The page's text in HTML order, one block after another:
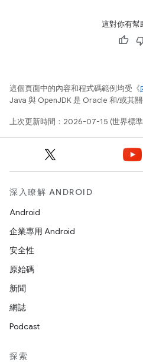
這對你有幫
這個頁面中的內容和程式碼範例均受《
Java 與 OpenJDK 是 Oracle 和/或其關
上次更新時間：2026-07-15 (世界標準
深入瞭解 ANDROID
Android
企業專用 Android
安全性
原始碼
新聞
網誌
Podcast
探索